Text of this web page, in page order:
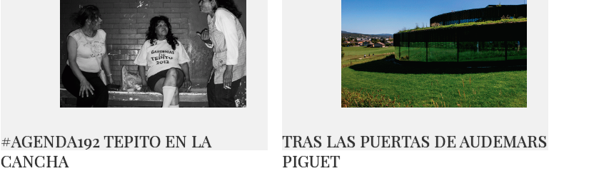
#AGENDA192 TEPITO EN LA
CANCHA
TRAS LAS PUERTAS DE AUDEMARS
PIGUET